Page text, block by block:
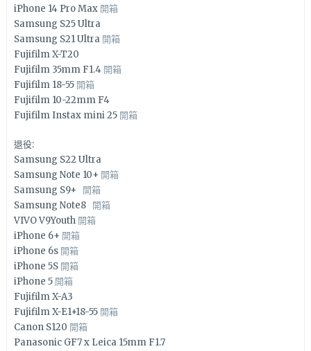
iPhone 14 Pro Max 開箱
Samsung S25 Ultra
Samsung S21 Ultra 開箱
Fujifilm X-T20
Fujifilm 35mm F1.4 開箱
Fujifilm 18-55 開箱
Fujifilm 10-22mm F4
Fujifilm Instax mini 25 開箱
退役:
Samsung S22 Ultra
Samsung Note 10+ 開箱
Samsung S9+ 開箱
Samsung Note8 開箱
VIVO V9Youth 開箱
iPhone 6+ 開箱
iPhone 6s 開箱
iPhone 5S 開箱
iPhone 5 開箱
Fujifilm X-A3
Fujifilm X-E1+18-55 開箱
Canon S120 開箱
Panasonic GF7 x Leica 15mm F1.7